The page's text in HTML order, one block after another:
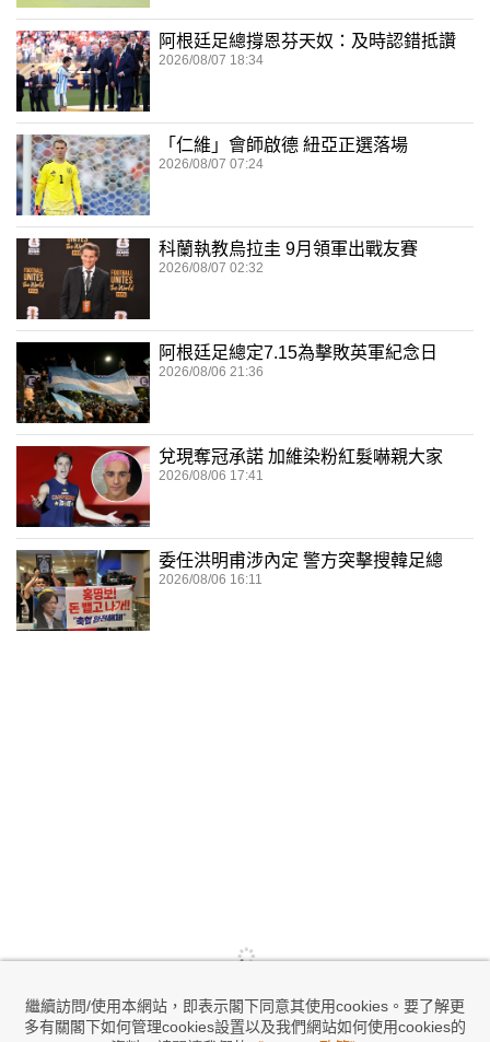
繼續訪問/使用本網站，即表示閣下同意其使用cookies。要了解更
多有關閣下如何管理cookies設置以及我們網站如何使用cookies的
阿根廷足總撐恩芬天奴：及時認錯抵讚
2026/08/07 18:34
「仁維」會師啟德 紐亞正選落場
2026/08/07 07:24
科蘭執教烏拉圭 9月領軍出戰友賽
2026/08/07 02:32
阿根廷足總定7.15為擊敗英軍紀念日
2026/08/06 21:36
兌現奪冠承諾 加維染粉紅髮嚇親大家
2026/08/06 17:41
委任洪明甫涉內定 警方突擊搜韓足總
2026/08/06 16:11